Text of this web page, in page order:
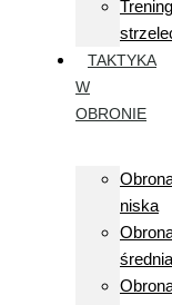
Trening
TAKTYKA
W
OBRONIE
niska
średnia